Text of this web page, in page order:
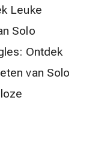
Leuke
Solo
Ontdek
van Solo